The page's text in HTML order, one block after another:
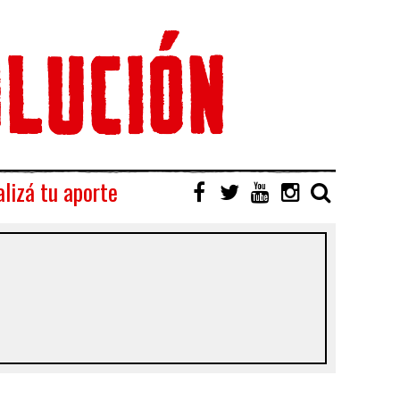
tu aporte